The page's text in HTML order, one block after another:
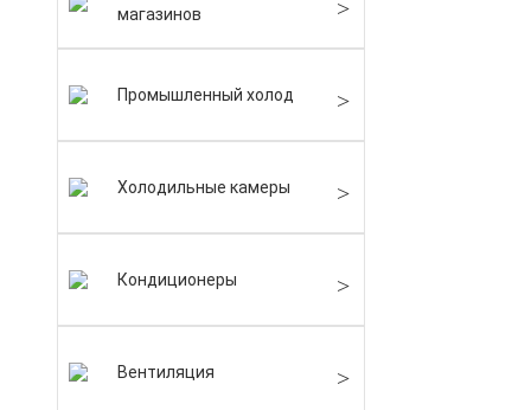
магазинов
Промышленный холод
Холодильные камеры
Кондиционеры
Вентиляция